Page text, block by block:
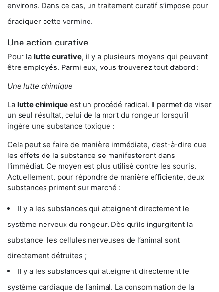
environs. Dans ce cas, un traitement curatif s’impose pour
éradiquer cette vermine.
Une action curative
Pour la lutte curative, il y a plusieurs moyens qui peuvent
être employés. Parmi eux, vous trouverez tout d’abord :
Une lutte chimique
La lutte chimique est un procédé radical. Il permet de viser
un seul résultat, celui de la mort du rongeur lorsqu'il
ingère une substance toxique :
Cela peut se faire de manière immédiate, c’est-à-dire que
les effets de la substance se manifesteront dans
l'immédiat. Ce moyen est plus utilisé contre les souris.
Actuellement, pour répondre de manière efficiente, deux
substances priment sur marché :
Il y a les substances qui atteignent directement le
système nerveux du rongeur. Dès qu’ils ingurgitent la
substance, les cellules nerveuses de l’animal sont
directement détruites ;
Il y a les substances qui atteignent directement le
système cardiaque de l’animal. La consommation de la